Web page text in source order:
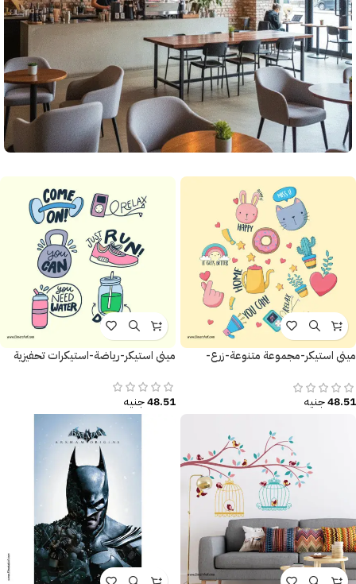
ميني استيكر-مجموعة متنوعة-زرع-
48.51جنيه
ميني استيكر-رياضة-استيكرات تحفيزية
48.51جنيه